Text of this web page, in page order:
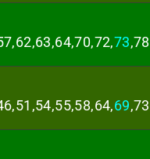
73,78
69,73